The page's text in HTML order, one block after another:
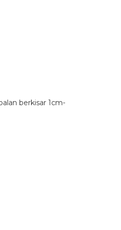
berkisar 1cm-